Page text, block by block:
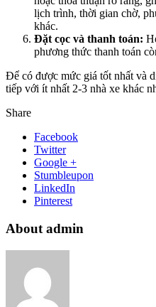
lịch trình, thời gian chờ,
khác.
Đặt cọc và thanh toán:
phương thức thanh toán
Để có được mức giá tốt nhất và
tiếp với ít nhất 2-3 nhà xe khác
Share
Facebook
Twitter
Google +
Stumbleupon
LinkedIn
Pinterest
About admin